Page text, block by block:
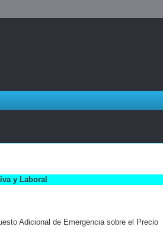
y Laboral
Adicional de Emergencia sobre el Precio